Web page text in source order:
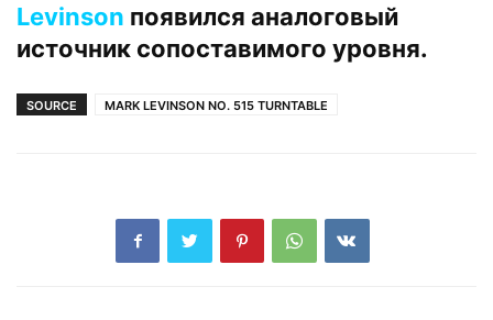
Levinson появился аналоговый
источник сопоставимого уровня.
SOURCE MARK LEVINSON NO. 515 TURNTABLE